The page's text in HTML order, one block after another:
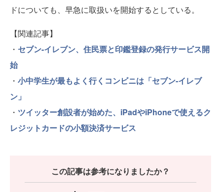
ドについても、早急に取扱いを開始するとしている。
【関連記事】
・ セブン-イレブン、住民票と印鑑登録の発行サービス開
始
・ 小中学生が最もよく行くコンビニは「セブン‐イレブ
ン」
・ ツイッター創設者が始めた、iPadやiPhoneで使えるク
レジットカードの小額決済サービス
この記事は参考になりましたか？